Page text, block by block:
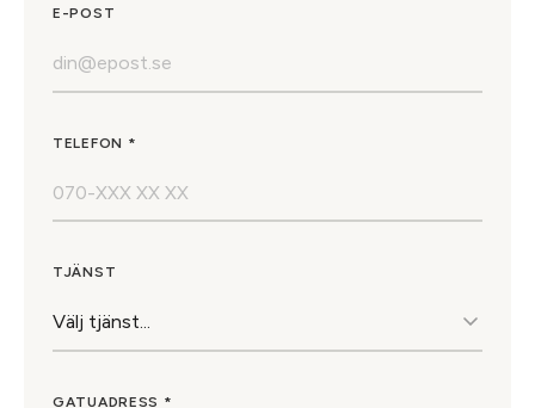
E-POST
TELEFON *
TJÄNST
GATUADRESS *